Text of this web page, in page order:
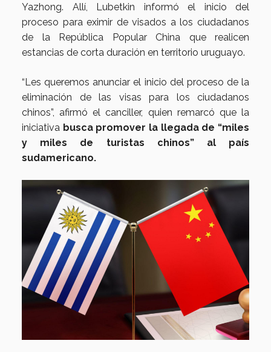
Yazhong. Allí, Lubetkin informó el inicio del
proceso para eximir de visados a los ciudadanos
de la República Popular China que realicen
estancias de corta duración en territorio uruguayo.
“Les queremos anunciar el inicio del proceso de la
eliminación de las visas para los ciudadanos
chinos”, afirmó el canciller, quien remarcó que la
iniciativa busca promover la llegada de “miles
y miles de turistas chinos” al país
sudamericano.